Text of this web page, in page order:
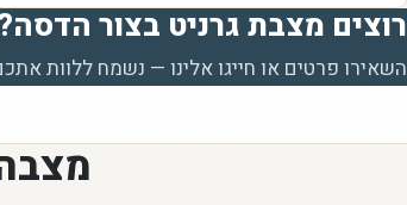
רוצים מצבת גרניט בצור
השאירו פרטים או חייגו אלינו — נשמח ללוות